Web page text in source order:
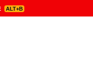
ALT+B